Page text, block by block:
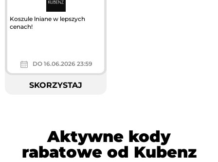
Koszule lniane w lepszych
cenach!
DO 16.06.2026 23:59
SKORZYSTAJ
Aktywne kody
rabatowe od Kubenz